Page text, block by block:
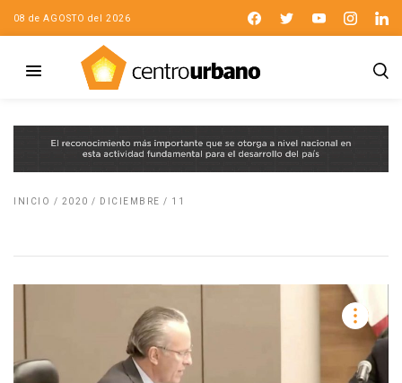
08 de AGOSTO del 2026
INICIO / 2020 / DICIEMBRE / 11